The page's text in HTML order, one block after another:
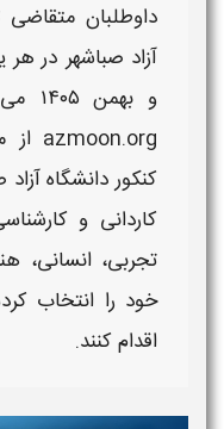
داوطلبان
آزاد صباشهر در هر
و بهمن ۱۴۰۵
azmoon.org از میان
کنکور دانشگاه
کاردانی و
تجربی، انسانی،
خود را انتخاب
اقدام کنند.